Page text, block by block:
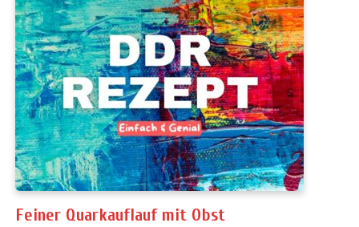
Feiner Quarkauflauf mit Obst